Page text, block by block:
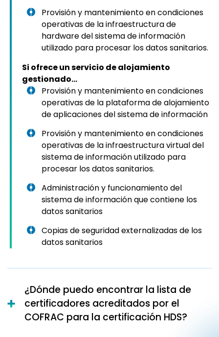
Provisión y mantenimiento en condiciones
operativas de la infraestructura de
hardware del sistema de información
utilizado para procesar los datos sanitarios.
Si ofrece un servicio de alojamiento
gestionado…
Provisión y mantenimiento en condiciones
operativas de la plataforma de alojamiento
de aplicaciones del sistema de información
Provisión y mantenimiento en condiciones
operativas de la infraestructura virtual del
sistema de información utilizado para
procesar los datos sanitarios.
Administración y funcionamiento del
sistema de información que contiene los
datos sanitarios
Copias de seguridad externalizadas de los
datos sanitarios
¿Dónde puedo encontrar la lista de
certificadores acreditados por el
COFRAC para la certificación HDS?